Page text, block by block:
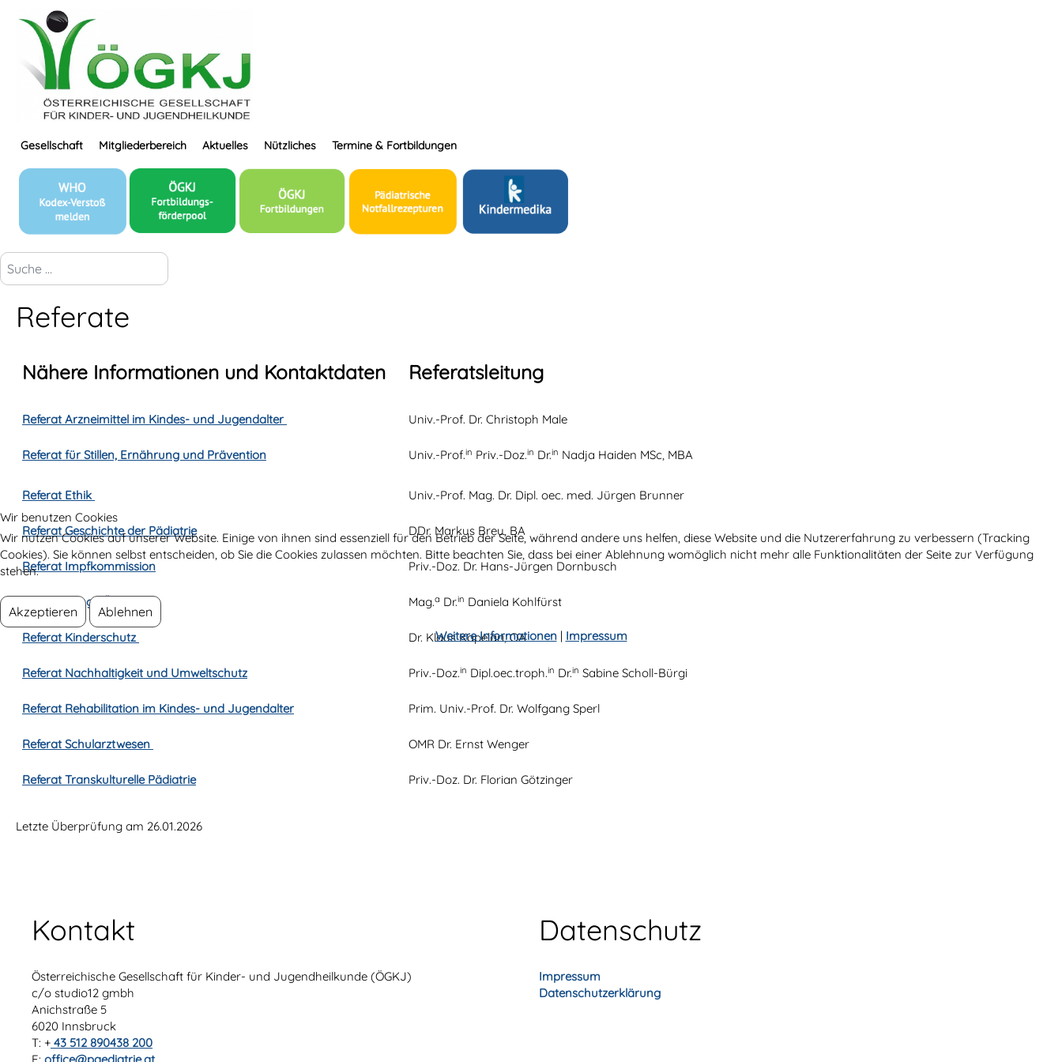
Gesellschaft Mitgliederbereich Aktuelles Nützliches Termine & Fortbildungen
suchen...
Referate
Nähere Informationen und Kontaktdaten Referatsleitung
Referat Arzneimittel im Kindes- und Jugendalter Univ.-Prof. Dr. Christoph Male
Referat für Stillen, Ernährung und Prävention Univ.-Prof.in Priv.-Doz.in Dr.in Nadja Haiden MSc, MBA
Referat Ethik Univ.-Prof. Mag. Dr. Dipl. oec. med. Jürgen Brunner
Referat Geschichte der Pädiatrie DDr. Markus Breu, BA
Referat Impfkommission Priv.-Doz. Dr. Hans-Jürgen Dornbusch
Referat Junge ÖGKJ Mag.a Dr.in Daniela Kohlfürst
Referat Kinderschutz Dr. Klaus Kapelari, OA
Referat Nachhaltigkeit und Umweltschutz Priv.-Doz.in Dipl.oec.troph.in Dr.in Sabine Scholl-Bürgi
Referat Rehabilitation im Kindes- und Jugendalter Prim. Univ.-Prof. Dr. Wolfgang Sperl
Referat Schularztwesen OMR Dr. Ernst Wenger
Referat Transkulturelle Pädiatrie Priv.-Doz. Dr. Florian Götzinger
Letzte Überprüfung am 26.01.2026
Kontakt
Österreichische Gesellschaft für Kinder- und Jugendheilkunde (ÖGKJ)
c/o studio12 gmbh
Anichstraße 5
6020 Innsbruck
T: + 43 512 890438 200
Datenschutz
Impressum
Datenschutzerklärung
Wir benutzen Cookies
Wir nutzen Cookies auf unserer Website. Einige von ihnen sind essenziell für den Betrieb der Seite, während andere uns helfen, diese Website und die Nutzererfahrung zu verbessern (Tracking
Cookies). Sie können selbst entscheiden, ob Sie die Cookies zulassen möchten. Bitte beachten Sie, dass bei einer Ablehnung womöglich nicht mehr alle Funktionalitäten der Seite zur Verfügung
stehen.
Akzeptieren Ablehnen
Weitere Informationen| Impressum